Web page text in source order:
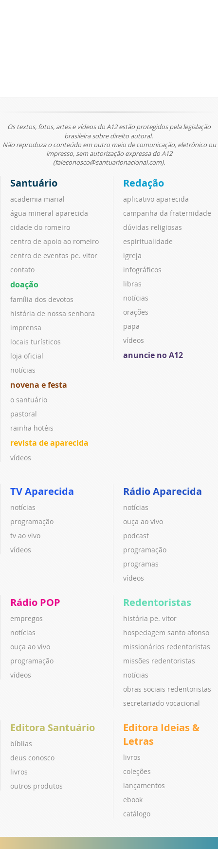
Os textos, fotos, artes e vídeos do A12 estão protegidos pela legislação
brasileira sobre direito autoral.
Não reproduza o conteúdo em outro meio de comunicação, eletrônico ou
impresso, sem autorização expressa do A12
(faleconosco@santuarionacional.com).
Santuário
academia marial
água mineral aparecida
cidade do romeiro
centro de apoio ao romeiro
centro de eventos pe. vitor
contato
doação
família dos devotos
história de nossa senhora
imprensa
locais turísticos
loja oficial
notícias
novena e festa
o santuário
pastoral
rainha hotéis
revista de aparecida
vídeos
Redação
aplicativo aparecida
campanha da fraternidade
dúvidas religiosas
espiritualidade
igreja
infográficos
libras
notícias
orações
papa
vídeos
anuncie no A12
TV Aparecida
notícias
programação
tv ao vivo
vídeos
Rádio Aparecida
notícias
ouça ao vivo
podcast
programação
programas
vídeos
Rádio POP
empregos
notícias
ouça ao vivo
programação
vídeos
Redentoristas
história pe. vitor
hospedagem santo afonso
missionários redentoristas
missões redentoristas
notícias
obras sociais redentoristas
secretariado vocacional
Editora Santuário
bíblias
deus conosco
livros
outros produtos
Editora Ideias &
Letras
livros
coleções
lançamentos
ebook
catálogo